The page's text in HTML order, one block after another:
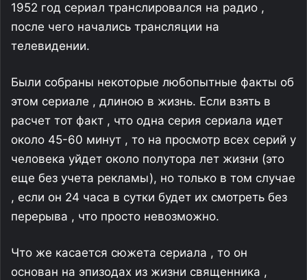
1952 год сериал транслировался на радио ,
после чего начались трансляции на
телевидении.
Были собраны некоторые любопытные факты об
этом сериале , длиною в жизнь. Если взять в
расчет тот факт , что одна серия сериала идет
около 45-60 минут , то на просмотр всех серий у
человека уйдет около полутора лет жизни (это
еще без учета рекламы), но только в том случае
, если он 24 часа в сутки будет их смотреть без
перерыва , что просто невозможно.
Что же касается сюжета сериала , то он
основан на эпизодах из жизни священника ,